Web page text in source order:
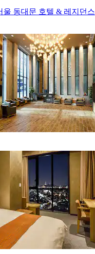
울 동대문 호텔 & 레지던스